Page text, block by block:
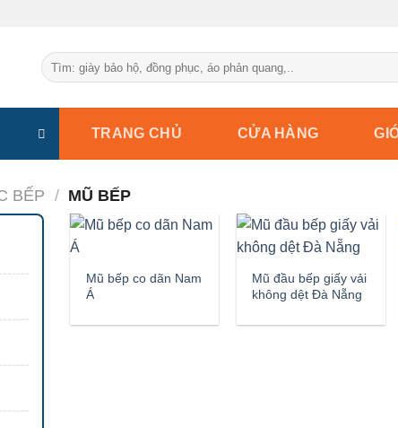
Tìm
kiếm:
TRANG CHỦ CỬA HÀNG
BẾP / MŨ BẾP
Mũ bếp co dãn Nam
Á
Mũ đầu bếp giấy vải
không dệt Đà Nẵng